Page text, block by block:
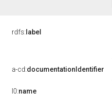
rdfs: label
a-cd:documentationIdentifier
l0:name